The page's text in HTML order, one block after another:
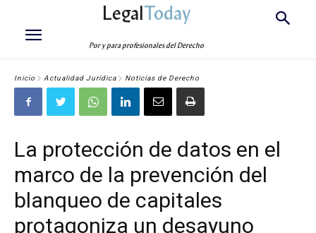
LegalToday
Por y para profesionales del Derecho
Inicio Actualidad Jurídica Noticias de Derecho
La protección de datos en el
marco de la prevención del
blanqueo de capitales
protagoniza un desayuno